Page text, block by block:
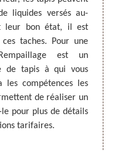
REMPAILLAGE -
59 NORD
liquides versés au-
leur bon état, il est
taches. Pour une
est un
de tapis à qui vous
les compétences les
de réaliser un
le pour plus de détails
tarifaires.
Le
sur